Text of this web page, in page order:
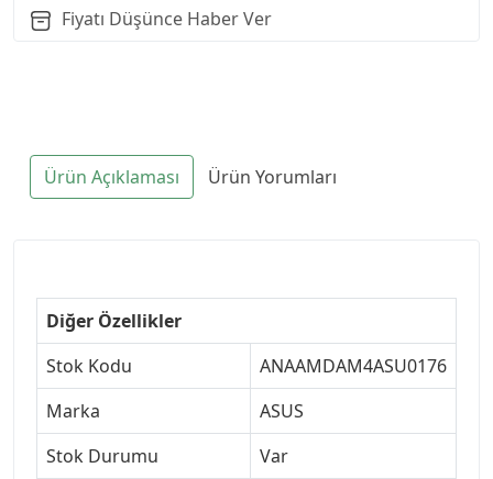
Fiyatı Düşünce Haber Ver
Ürün Açıklaması Ürün Yorumları
Diğer Özellikler
Stok Kodu
ANAAMDAM4ASU0176
Marka
ASUS
Stok Durumu
Var